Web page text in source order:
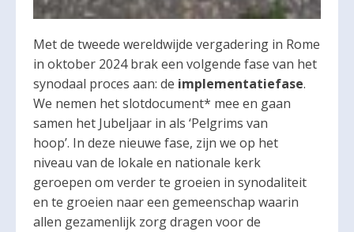
Met de tweede wereldwijde vergadering in Rome
in oktober 2024 brak een volgende fase van het
synodaal proces aan: de implementatiefase.
We nemen het slotdocument* mee en gaan
samen het Jubeljaar in als ‘Pelgrims van
hoop’. In deze nieuwe fase, zijn we op het
niveau van de lokale en nationale kerk
geroepen om verder te groeien in synodaliteit
en te groeien naar een gemeenschap waarin
allen gezamenlijk zorg dragen voor de